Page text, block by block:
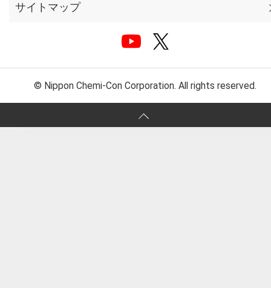
サイトマップ
© Nippon Chemi-Con Corporation. All rights reserved.